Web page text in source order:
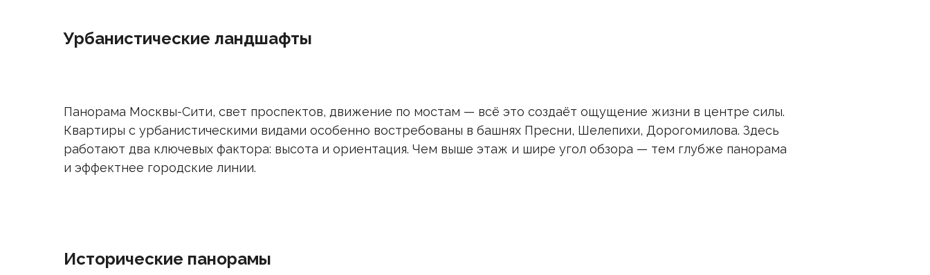
Урбанистические ландшафты
Панорама Москвы-Сити, свет проспектов, движение по мостам — всё это создаёт ощущение жизни в центре силы.
Квартиры с урбанистическими видами особенно востребованы в башнях Пресни, Шелепихи, Дорогомилова. Здесь
работают два ключевых фактора: высота и ориентация. Чем выше этаж и шире угол обзора — тем глубже панорама
и эффектнее городские линии.
Исторические панорамы